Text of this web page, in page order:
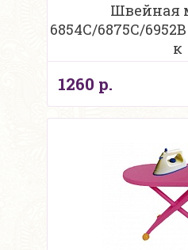
Швейная
6854C/6875С/
к
1260 р.